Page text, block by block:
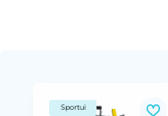
Sportui